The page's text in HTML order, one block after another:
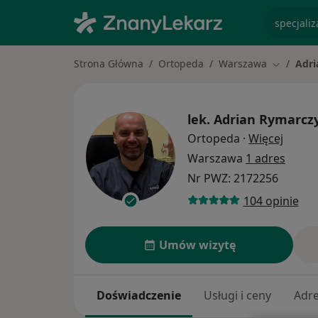
Strona Główna Ortopeda Warszawa Zmień
lek. Adrian
Ortopeda · Więcej
Warszawa 1 adres
Nr PWZ: 2172256
104 opinie
Umów wizytę
Doświadczenie Usługi i ceny